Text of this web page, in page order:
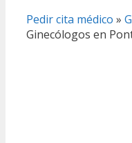
Pedir cita médico »
Ginecólogos en